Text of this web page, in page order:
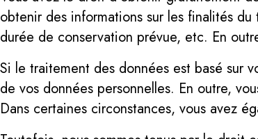
obtenir des informations sur les finalités
durée de conservation prévue, etc. En
Si le traitement des données est basé sur
de vos données personnelles. En outre,
Dans certaines circonstances, vous avez